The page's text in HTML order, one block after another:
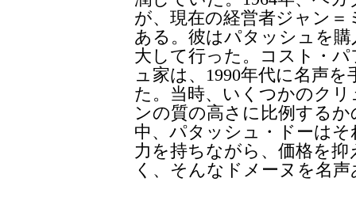
が、現在の経営者ジャン
ある。彼はパタッシュを
大して行った。コスト・
ュ家は、1990年代に名声
た。当時、いくつかのク
ンの質の高さに比例する
中、パタッシュ・ドーは
力を持ちながら、価格を
く、そんなドメーヌを名